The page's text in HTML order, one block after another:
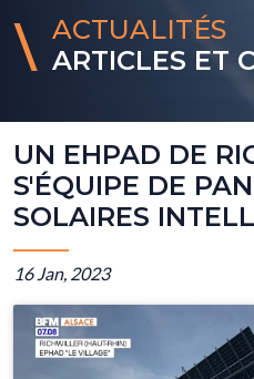
ACTUALITÉS
ARTICLES ET
UN EHPAD DE
S'ÉQUIPE DE
SOLAIRES
16 Jan, 2023